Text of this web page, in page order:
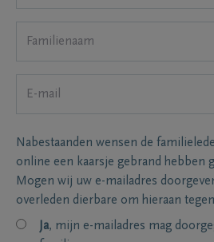
Nabestaanden wensen de
online een kaarsje gebrand hebben
Mogen wij uw e-mailadres
overleden dierbare om hieraan
Ja, mijn e-mailadres mag